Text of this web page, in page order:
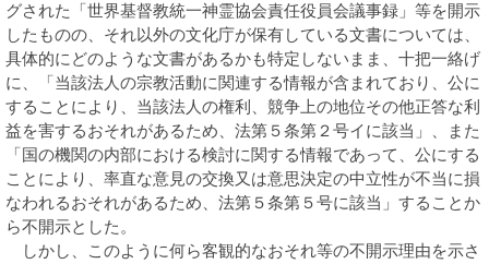
グされた「世界基督教統一神霊協会責任役員会議事録」等を開示
したものの、それ以外の文化庁が保有している文書については、
具体的にどのような文書があるかも特定しないまま、十把一絡げ
に、「当該法人の宗教活動に関連する情報が含まれており、公に
することにより、当該法人の権利、競争上の地位その他正答な利
益を害するおそれがあるため、法第５条第２号イに該当」、また
「国の機関の内部における検討に関する情報であって、公にする
ことにより、率直な意見の交換又は意思決定の中立性が不当に損
なわれるおそれがあるため、法第５条第５号に該当」することか
ら不開示とした。
しかし、このように何ら客観的なおそれ等の不開示理由を示さ